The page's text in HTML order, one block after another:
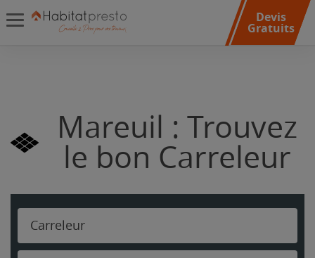
Devis
Gratuits
Mareuil : Trouvez
le bon Carreleur
Carreleur